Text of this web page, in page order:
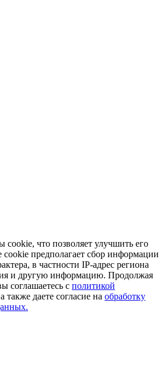
cookie, что позволяет улучшить его
cookie предполагает сбор информации
в частности IP-адрес региона
и другую информацию. Продолжая
соглашаетесь с политикой
также даете согласие на обработку